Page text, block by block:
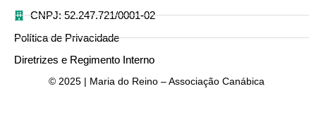
CNPJ: 52.247.721/0001-02
Política de Privacidade
Diretrizes e Regimento Interno
© 2025 | Maria do Reino – Associação Canábica